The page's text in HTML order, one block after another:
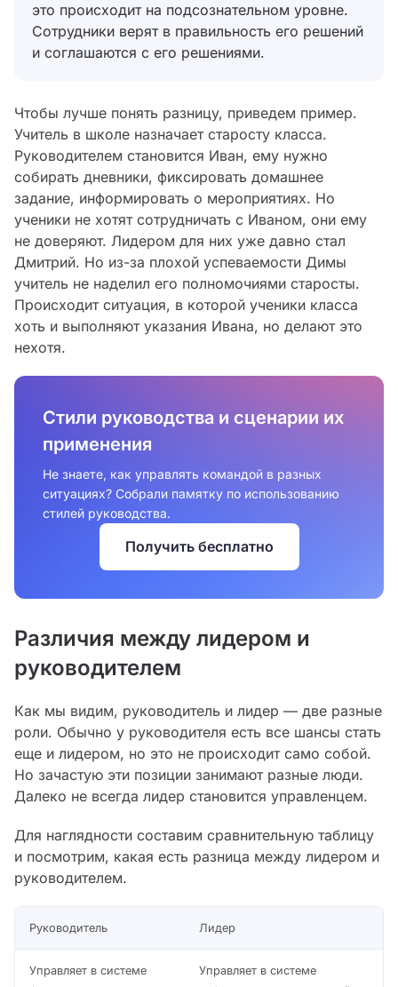
это происходит на подсознательном уровне.
Сотрудники верят в правильность его решений
и соглашаются с его решениями.
Чтобы лучше понять разницу, приведем пример.
Учитель в школе назначает старосту класса.
Руководителем становится Иван, ему нужно
собирать дневники, фиксировать домашнее
задание, информировать о мероприятиях. Но
ученики не хотят сотрудничать с Иваном, они ему
не доверяют. Лидером для них уже давно стал
Дмитрий. Но из-за плохой успеваемости Димы
учитель не наделил его полномочиями старосты.
Происходит ситуация, в которой ученики класса
хоть и выполняют указания Ивана, но делают это
нехотя.
Стили руководства и сценарии их
применения
Не знаете, как управлять командой в разных
ситуациях? Собрали памятку по использованию
стилей руководства.
Получить бесплатно
Различия между лидером и
руководителем
Как мы видим, руководитель и лидер — две разные
роли. Обычно у руководителя есть все шансы стать
еще и лидером, но это не происходит само собой.
Но зачастую эти позиции занимают разные люди.
Далеко не всегда лидер становится управленцем.
Для наглядности составим сравнительную таблицу
и посмотрим, какая есть разница между лидером и
руководителем.
Руководитель Лидер
Управляет в системе
Управляет в системе